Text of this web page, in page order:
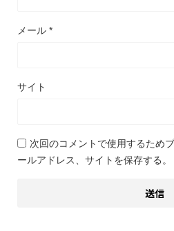
メール *
サイト
次回のコメントで使用するため
ールアドレス、サイトを保存する。